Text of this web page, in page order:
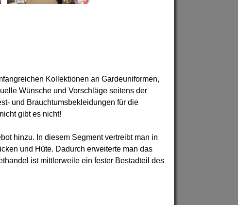
Kollektionen an Gardeuniformen,
Wünsche und Vorschläge seitens der
und Brauchtumsbekleidungen für die
gibt es nicht!
hinzu. In diesem Segment vertreibt man in
und Hüte. Dadurch erweiterte man das
ist mittlerweile ein fester Bestadteil des